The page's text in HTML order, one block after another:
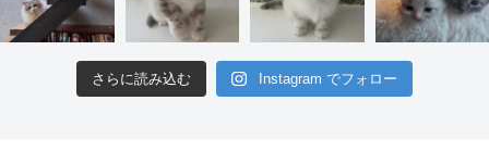
さらに読み込む Instagram でフォロー